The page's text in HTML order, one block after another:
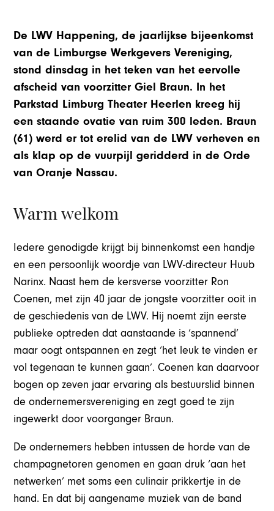
De LWV Happening, de jaarlijkse bijeenkomst
van de Limburgse Werkgevers Vereniging,
stond dinsdag in het teken van het eervolle
afscheid van voorzitter Giel Braun. In het
Parkstad Limburg Theater Heerlen kreeg hij
een staande ovatie van ruim 300 leden. Braun
(61) werd er tot erelid van de LWV verheven en
als klap op de vuurpijl geridderd in de Orde
van Oranje Nassau.
Warm welkom
Iedere genodigde krijgt bij binnenkomst een handje
en een persoonlijk woordje van LWV-directeur Huub
Narinx. Naast hem de kersverse voorzitter Ron
Coenen, met zijn 40 jaar de jongste voorzitter ooit in
de geschiedenis van de LWV. Hij noemt zijn eerste
publieke optreden dat aanstaande is ‘spannend’
maar oogt ontspannen en zegt ‘het leuk te vinden er
vol tegenaan te kunnen gaan’. Coenen kan daarvoor
bogen op zeven jaar ervaring als bestuurslid binnen
de ondernemersvereniging en zegt goed te zijn
ingewerkt door voorganger Braun.
De ondernemers hebben intussen de horde van de
champagnetoren genomen en gaan druk ‘aan het
netwerken’ met soms een culinair prikkertje in de
hand. En dat bij aangename muziek van de band